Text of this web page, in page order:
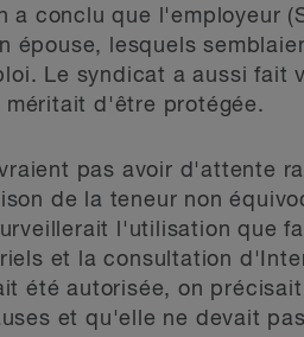
a conclu que l'employeur
épouse, lesquels
Le syndicat a aussi fait
méritait d'être protégée.
pas avoir d'attente
de la teneur non
l'utilisation que
et la consultation
été autorisée, on
et qu'elle ne devait